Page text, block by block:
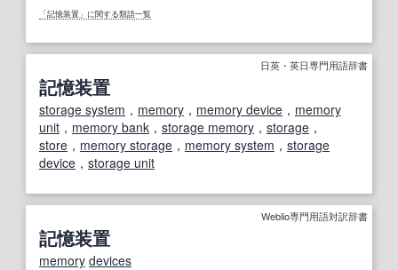
「記憶装置」に関する類語一覧
日英・英日専門用語辞書
記憶装置
storage system ， memory ， memory device ， memory
unit ， memory bank ， storage memory ， storage ，
store ， memory storage ， memory system ， storage
device ， storage unit
Weblio専門用語対訳辞書
記憶装置
memory devices